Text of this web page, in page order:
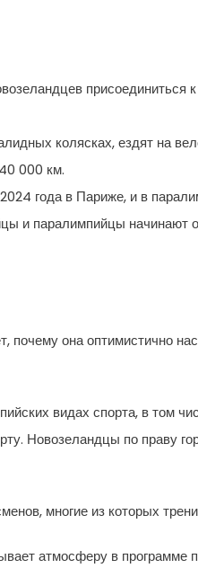
колясках, ездят на
000 км.
года в Париже, и в
и паралимпийцы начинают
она оптимистично
видах спорта, в том
Новозеландцы по праву
многие из которых
атмосферу в программе